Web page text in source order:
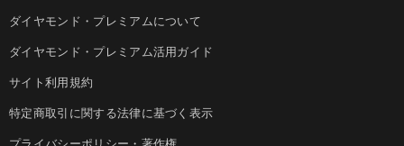
ダイヤモンド・プレミアムについて
ダイヤモンド・プレミアム活用ガイド
サイト利用規約
特定商取引に関する法律に基づく表示